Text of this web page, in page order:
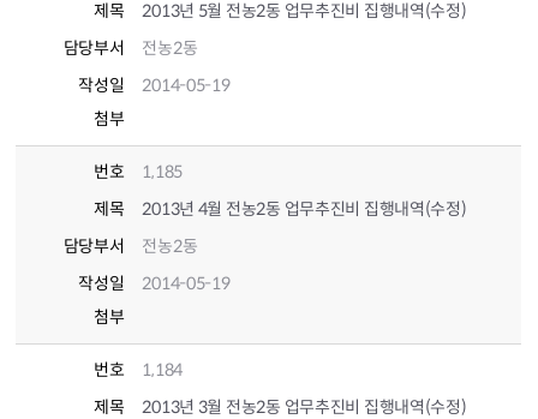
제목
2013년 5월 전농2동 업무추진비 집행내역(수정)
담당부서
전농2동
작성일
2014-05-19
첨부
번호
1,185
제목
2013년 4월 전농2동 업무추진비 집행내역(수정)
담당부서
전농2동
작성일
2014-05-19
첨부
번호
1,184
제목
2013년 3월 전농2동 업무추진비 집행내역(수정)